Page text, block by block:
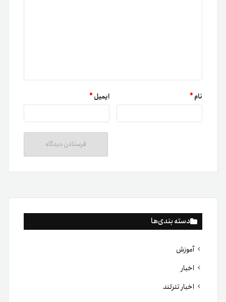
دسته بندی‌ها
آموزش
اخبار
اخبار تترلند
نام* ایمیل*